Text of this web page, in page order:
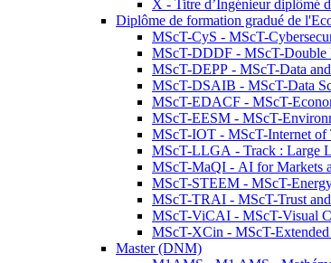
X - Titre d’Ingénieur diplômé
Diplôme de formation gradué de
MScT-CyS - MScT-
MScT-DDDF - MScT-Double
MScT-DEPP - MScT-Data
MScT-DSAIB - MScT-Data
MScT-EDACF - MScT-
MScT-EESM - MScT-
MScT-IOT - MScT-Internet of
MScT-LLGA - Track : Large
MScT-MaQI - AI for Markets
MScT-STEEM - MScT-
MScT-TRAI - MScT-Trust
MScT-ViCAI - MScT-Visual
MScT-XCin - MScT-
Master (DNM)